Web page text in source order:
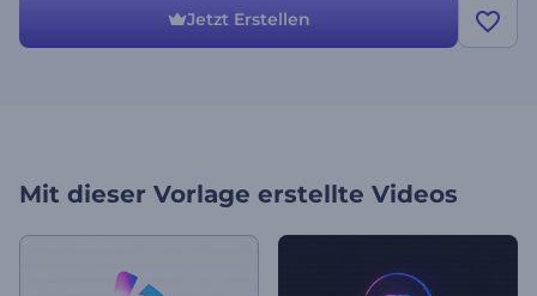
Jetzt Erstellen
Mit dieser Vorlage erstellte Videos